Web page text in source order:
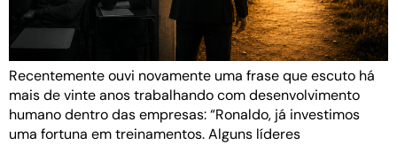
Recentemente ouvi novamente uma frase que escuto há
mais de vinte anos trabalhando com desenvolvimento
humano dentro das empresas: “Ronaldo, já investimos
uma fortuna em treinamentos. Alguns líderes